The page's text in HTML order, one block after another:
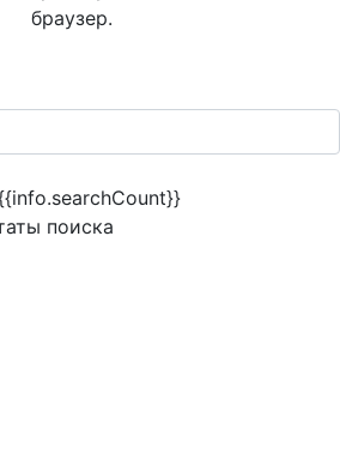
браузер.
поиска